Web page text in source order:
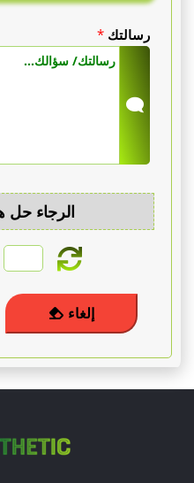
رسالتك*
الرجاء حل
إلغاء